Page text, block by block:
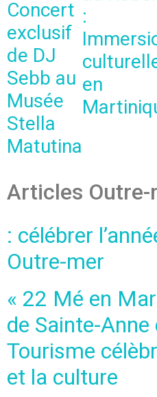
Concert
exclusif
de DJ
Sebb au
Musée
Stella
Matutina
:
en
Articles
: célébrer
Outre-mer
« 22 Mé en
de Sainte-
Tourisme
et la culture